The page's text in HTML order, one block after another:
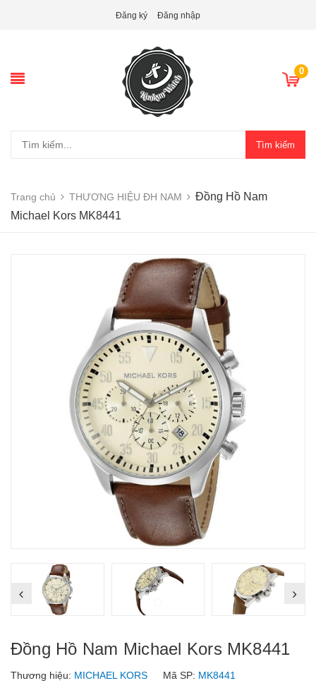
Đăng ký Đăng nhập
0
Tìm kiếm
Trang chủ THƯƠNG HIỆU ĐH NAM
Đồng Hồ Nam
Michael Kors MK8441
Đồng Hồ Nam Michael Kors MK8441
Thương hiệu: MICHAEL KORS Mã SP: MK8441